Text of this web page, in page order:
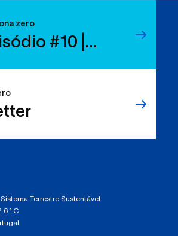
zero
#10 |
usá-los?
Terrestre Sustentável
6.° C